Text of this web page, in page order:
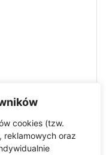
cookies (tzw.
oraz